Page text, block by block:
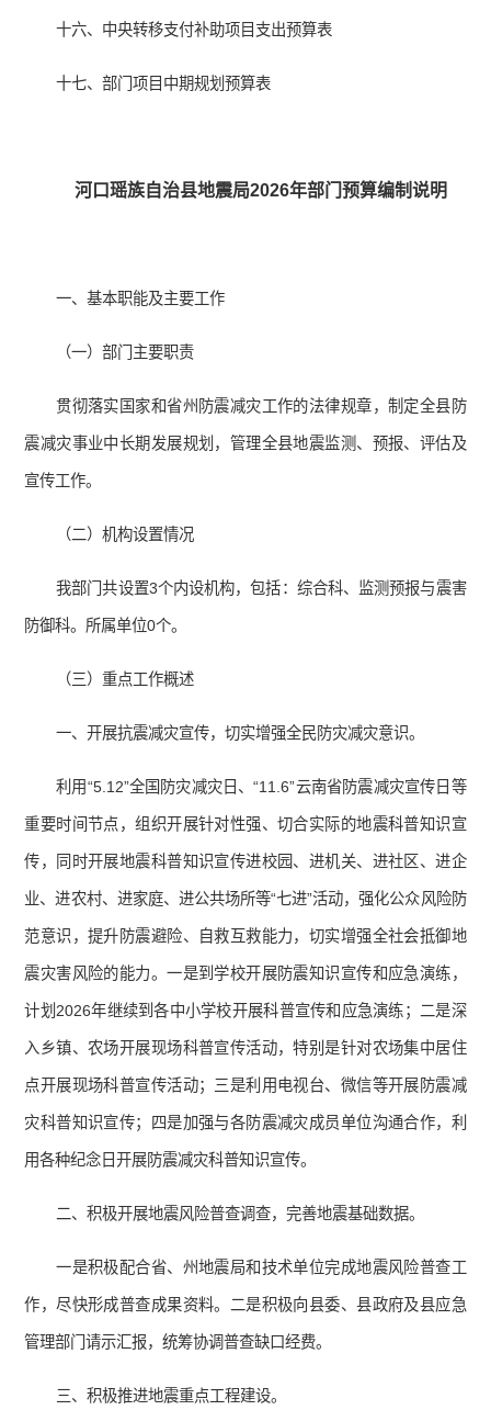
十六、中央转移支付补助项目支出预算表
十七、部门项目中期规划预算表
河口瑶族自治县地震局2026年部门预算编制说明
一、基本职能及主要工作
（一）部门主要职责
贯彻落实国家和省州防震减灾工作的法律规章，制定全县防
震减灾事业中长期发展规划，管理全县地震监测、预报、评估及
宣传工作。
（二）机构设置情况
我部门共设置3个内设机构，包括：综合科、监测预报与震害
防御科。所属单位0个。
（三）重点工作概述
一、开展抗震减灾宣传，切实增强全民防灾减灾意识。
利用“5.12”全国防灾减灾日、“11.6”云南省防震减灾宣传日等
重要时间节点，组织开展针对性强、切合实际的地震科普知识宣
传，同时开展地震科普知识宣传进校园、进机关、进社区、进企
业、进农村、进家庭、进公共场所等“七进”活动，强化公众风险防
范意识，提升防震避险、自救互救能力，切实增强全社会抵御地
震灾害风险的能力。一是到学校开展防震知识宣传和应急演练，
计划2026年继续到各中小学校开展科普宣传和应急演练；二是深
入乡镇、农场开展现场科普宣传活动，特别是针对农场集中居住
点开展现场科普宣传活动；三是利用电视台、微信等开展防震减
灾科普知识宣传；四是加强与各防震减灾成员单位沟通合作，利
用各种纪念日开展防震减灾科普知识宣传。
二、积极开展地震风险普查调查，完善地震基础数据。
一是积极配合省、州地震局和技术单位完成地震风险普查工
作，尽快形成普查成果资料。二是积极向县委、县政府及县应急
管理部门请示汇报，统筹协调普查缺口经费。
三、积极推进地震重点工程建设。